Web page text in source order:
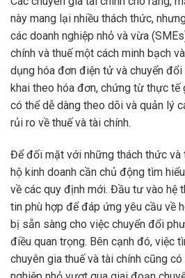
này mang lại nhiều thách thức,
các doanh nghiệp nhỏ và vừa
chính và thuế một cách minh bạch
dụng hóa đơn điện tử và chuyển
khai theo hóa đơn, chứng từ thực tế
có thể dễ dàng theo dõi và quản lý
rủi ro về thuế và tài chính.
Để đối mặt với những thách thức và
hộ kinh doanh cần chủ động tìm
về các quy định mới. Đầu tư vào hệ
tin phù hợp để đáp ứng yêu cầu về
bị sẵn sàng cho việc chuyển đổi
điều quan trọng. Bên cạnh đó, việc
chuyên gia thuế và tài chính cũng